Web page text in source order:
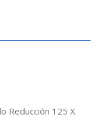
Reducción 125 X